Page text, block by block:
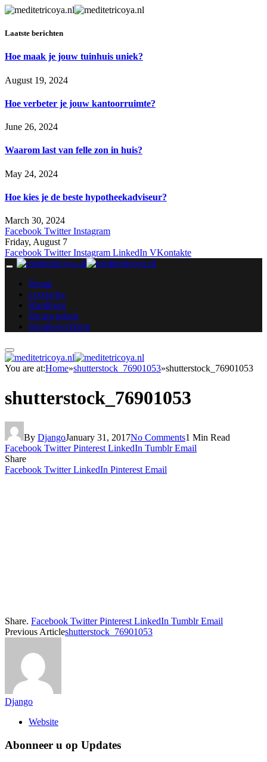
Laatste berichten
Hoe maak je jouw tuinhuis uniek?
August 19, 2024
Hoe verbeter je jouw kantoorruimte?
June 26, 2024
Waarom last van felle zon in huis?
May 24, 2024
Hoe kies je de beste hypotheekadviseur?
March 30, 2024
Facebook Twitter Instagram
Friday, August 7
Facebook Twitter Instagram LinkedIn VKontakte
Home
exotische
Hardhout
Houtwinkels
Houtbewerking
You are at:Home»shutterstock_76901053»shutterstock_76901053
shutterstock_76901053
By DjangoJanuary 31, 2017No Comments1 Min Read
Facebook Twitter Pinterest LinkedIn Tumblr Email
Share
Facebook Twitter LinkedIn Pinterest Email
Share. Facebook Twitter Pinterest LinkedIn Tumblr Email
Previous Articleshutterstock_76901053
Django
Website
Abonneer u op Updates